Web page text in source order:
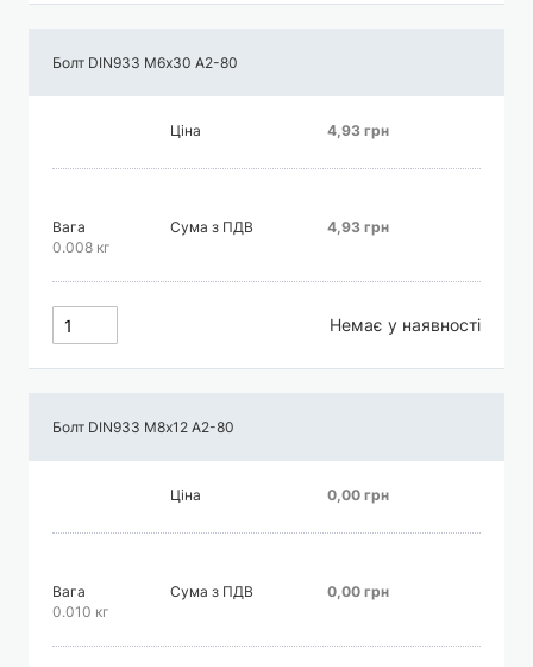
Болт DIN933 М6х30 А2-80
Ціна 4,93 грн
Вага
0.008 кг
Сума з ПДВ 4,93 грн
Немає у наявності
Болт DIN933 М8х12 А2-80
Ціна 0,00 грн
Вага
0.010 кг
Сума з ПДВ 0,00 грн